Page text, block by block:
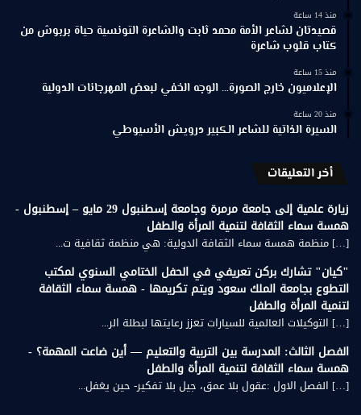
منذ 14 ساعة
قصيدتان لشاعر الأمة محمد ثابت والشاعرة التونسية حياة بربوش من
كتاب قلوب شاعرة
منذ 15 ساعة
الإعلاميون خارج الصورة… الوجه الخفي لبعض المهرجانات الدولية
منذ 20 ساعة
السيرة الذاتية للشاعر الكبير درويش الأسيوطي
أخر التعليقات
زيارة علمية إلى جامعة مرمرة وجامعة إسطنبول 29 مايو – إسطنبول -
همسة سماء الثقافة لتنمية المرأة والطفل
[…] منظمة همسة سماء الثقافة الدولية: هي منظمة ثقافية ت...
"كيان" تشارك بركن تعريفي في الحفل الختامي السنوي لمكتب
التطوع بجامعة الملك سعود ويتم تكريمها - همسة سماء الثقافة
لتنمية المرأة والطفل
[…] التوكيلات العالمية للسيارات تعزز رعايتها لبطلة الر...
الفصل الثالث: المدرسة بين التربية والتعليم — أين ضاعت المهمة؟ -
همسة سماء الثقافة لتنمية المرأة والطفل
[…] الفصل الاول :عقول بلا عمق، جيل بلا تفكير- حين يغفل...